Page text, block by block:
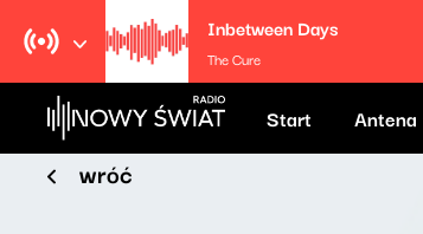
Inbetween Days
The Cure
Start Antena
wróć